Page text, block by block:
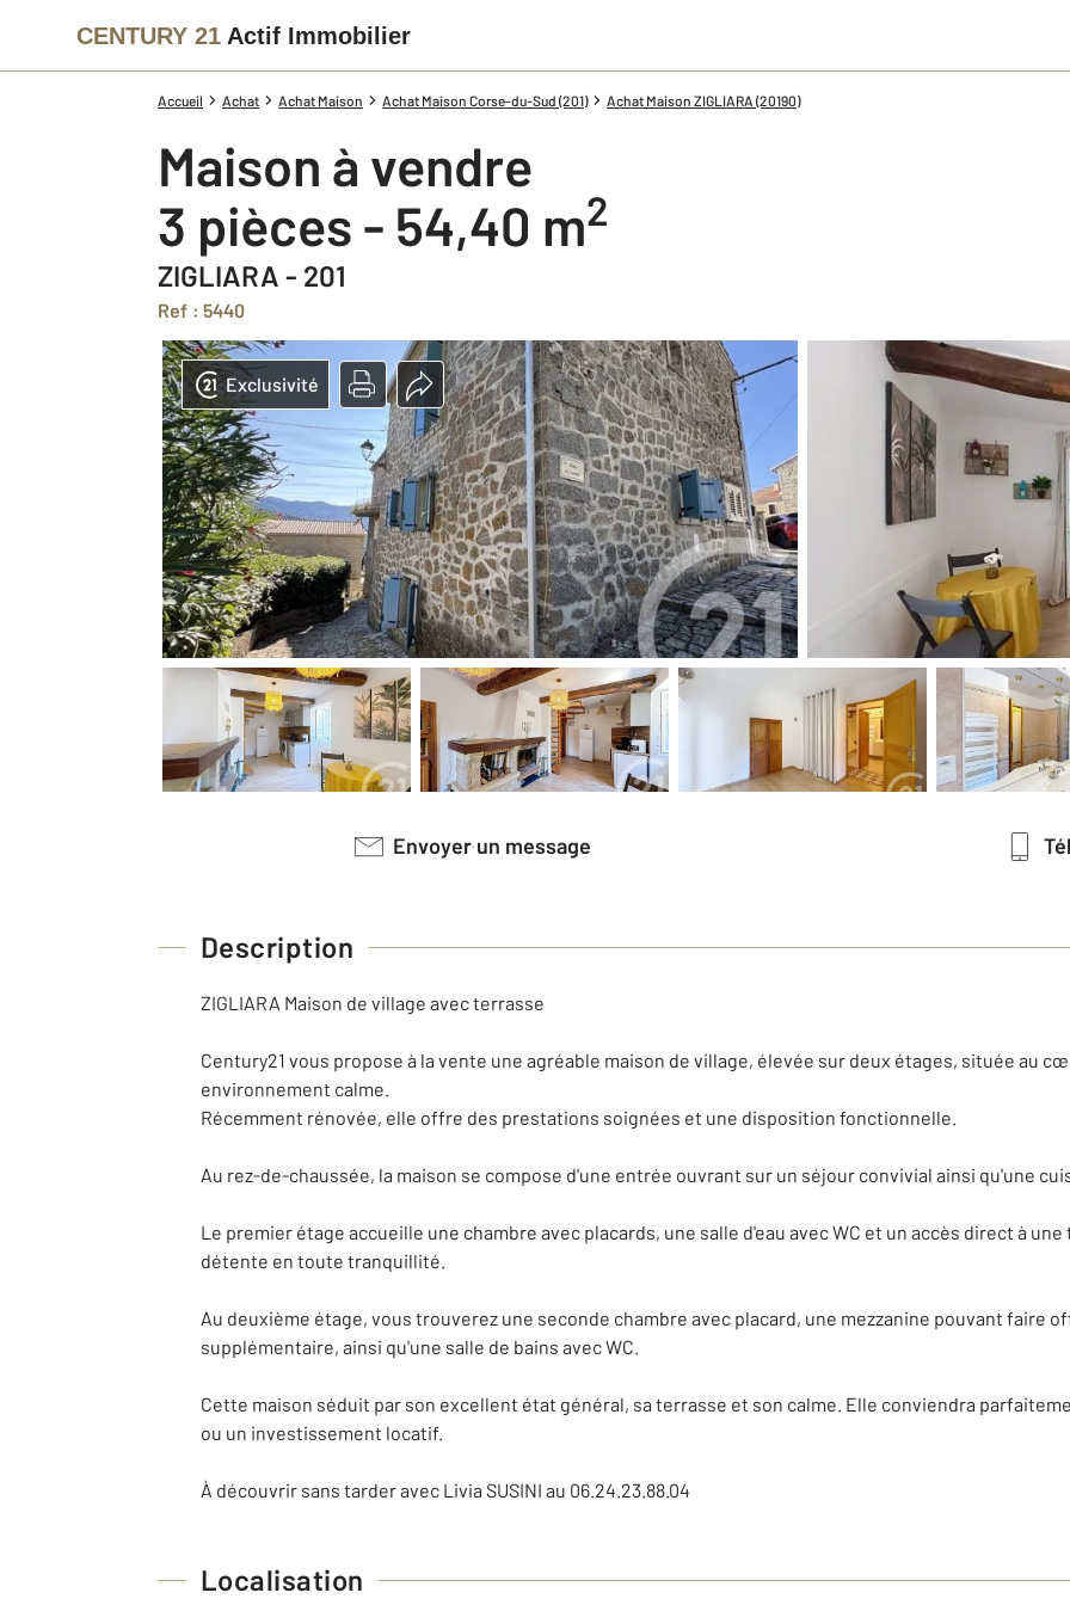
CENTURY 21 Actif Immobilier
Accueil Achat Achat Maison Achat Maison Corse-du-Sud (201) Achat Maison ZIGLIARA (20190)
Maison à vendre
3 pièces - 54,40 m2
ZIGLIARA - 201
Ref : 5440
Exclusivité
Envoyer un message
Description
ZIGLIARA Maison de village avec terrasse
Century21 vous propose à la vente une agréable maison de village, élevée sur deux étages, située au
environnement calme.
Récemment rénovée, elle offre des prestations soignées et une disposition fonctionnelle.
Au rez-de-chaussée, la maison se compose d'une entrée ouvrant sur un séjour convivial ainsi qu'une
Le premier étage accueille une chambre avec placards, une salle d'eau avec WC et un accès direct à
détente en toute tranquillité.
Au deuxième étage, vous trouverez une seconde chambre avec placard, une mezzanine pouvant faire
supplémentaire, ainsi qu'une salle de bains avec WC.
Cette maison séduit par son excellent état général, sa terrasse et son calme. Elle conviendra
ou un investissement locatif.
À découvrir sans tarder avec Livia SUSINI au 06.24.23.88.04
Localisation